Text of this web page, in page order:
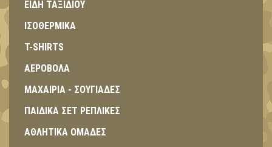
ΕΙΔΗ ΤΑΞΙΔΙΟΥ
ΙΣΟΘΕΡΜΙΚΑ
T-SHIRTS
ΑΕΡΟΒΟΛΑ
ΜΑΧΑΙΡΙΑ - ΣΟΥΓΙΑΔΕΣ
ΠΑΙΔΙΚΑ ΣΕΤ ΡΕΠΛΙΚΕΣ
ΑΘΛΗΤΙΚΑ ΟΜΑΔΕΣ